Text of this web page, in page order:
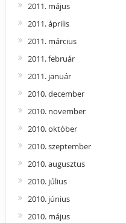
2011. május
2011. április
2011. március
2011. február
2011. január
2010. december
2010. november
2010. október
2010. szeptember
2010. augusztus
2010. július
2010. június
2010. május